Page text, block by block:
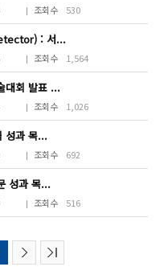
530
: 서...
1,564
대회 발표 ...
1,026
성과 목...
692
성과 목...
516